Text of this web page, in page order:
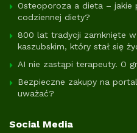
Osteoporoza a dieta – jakie
codziennej diety?
800 lat tradycji zamknięte
kaszubskim, który stał się
AI nie zastąpi terapeuty. O
Bezpieczne zakupy na
uważać?
Social Media